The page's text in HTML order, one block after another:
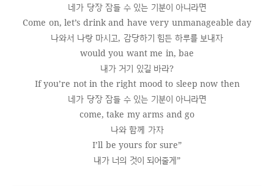
네가 당장 잠들 수 있는 기분이 아니라면
Come on, let’s drink and have very unmanageable day
나와서 나랑 마시고, 감당하기 힘든 하루를 보내자
would you want me in, bae
내가 거기 있길 바라?
If you’re not in the right mood to sleep now then
네가 당장 잠들 수 있는 기분이 아니라면
come, take my arms and go
나와 함께 가자
I’ll be yours for sure”
내가 너의 것이 되어줄게”